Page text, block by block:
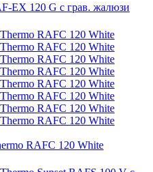
EX 120 G с грав. жалюзи
RAFC 120 White